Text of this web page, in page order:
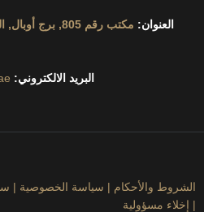
مكتب رقم 805, برج أوبال, الخليج
البريد الالكتروني:
| سياسة الخصوصية|سياسة